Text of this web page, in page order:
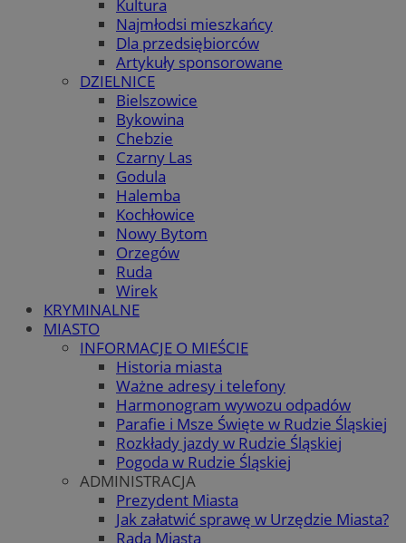
Kultura
Najmłodsi mieszkańcy
Dla przedsiębiorców
Artykuły sponsorowane
DZIELNICE
Bielszowice
Bykowina
Chebzie
Czarny Las
Godula
Halemba
Kochłowice
Nowy Bytom
Orzegów
Ruda
Wirek
KRYMINALNE
MIASTO
INFORMACJE O MIEŚCIE
Historia miasta
Ważne adresy i telefony
Harmonogram wywozu odpadów
Parafie i Msze Święte w Rudzie Śląskiej
Rozkłady jazdy w Rudzie Śląskiej
Pogoda w Rudzie Śląskiej
ADMINISTRACJA
Prezydent Miasta
Jak załatwić sprawę w Urzędzie Miasta?
Rada Miasta